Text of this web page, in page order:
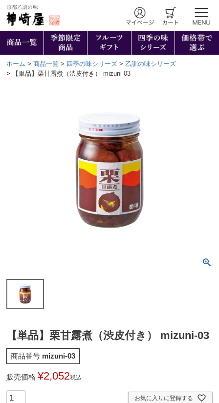
ホーム 商品一覧 四季の味シリーズ
乙訓の味シリーズ
【単品】栗甘露煮（渋皮付き） mizuni-03
【単品】栗甘露煮（渋皮付き） mizuni-03
商品番号 mizuni-03
販売価格 ¥2,052税込
お気に入りに登録する